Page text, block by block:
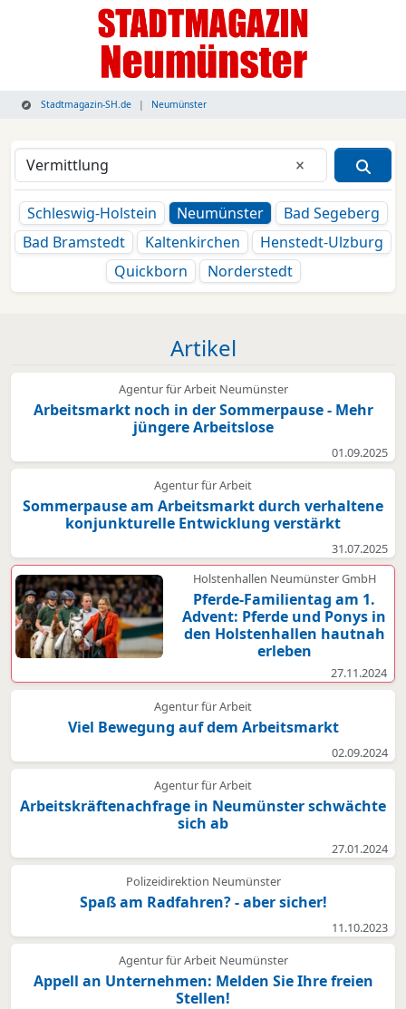
Stadtmagazin-SH.de Neumünster
Eingabe
Schleswig-Holstein
Neumünster
Bad Segeberg
Bad Bramstedt
Kaltenkirchen
Henstedt-Ulzburg
Quickborn
Norderstedt
Artikel
Agentur für Arbeit Neumünster
Arbeitsmarkt noch in der Sommerpause - Mehr
jüngere Arbeitslose
01.09.2025
Agentur für Arbeit
Sommerpause am Arbeitsmarkt durch verhaltene
konjunkturelle Entwicklung verstärkt
31.07.2025
Holstenhallen Neumünster GmbH
Pferde-Familientag am 1.
Advent: Pferde und Ponys in
den Holstenhallen hautnah
erleben
27.11.2024
Agentur für Arbeit
Viel Bewegung auf dem Arbeitsmarkt
02.09.2024
Agentur für Arbeit
Arbeitskräftenachfrage in Neumünster schwächte
sich ab
27.01.2024
Polizeidirektion Neumünster
Spaß am Radfahren? - aber sicher!
11.10.2023
Agentur für Arbeit Neumünster
Appell an Unternehmen: Melden Sie Ihre freien
Stellen!